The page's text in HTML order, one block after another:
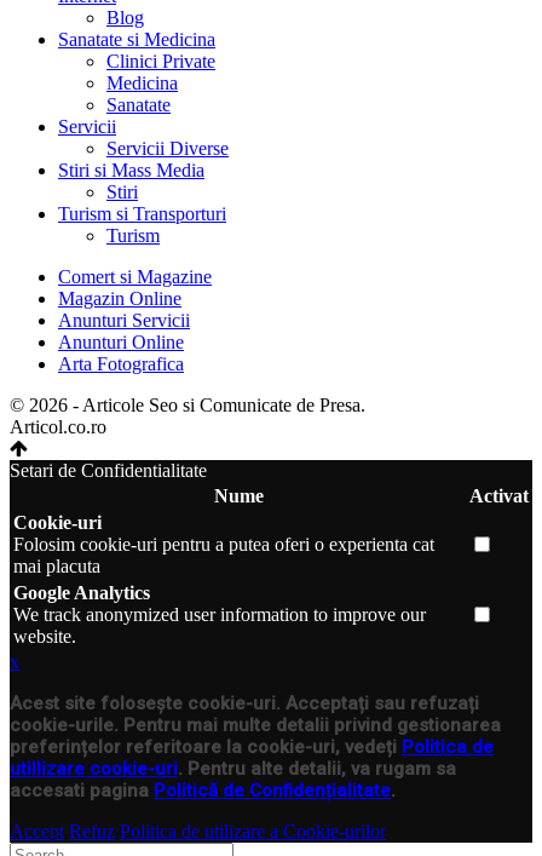
Blog
Sanatate si Medicina
Clinici Private
Medicina
Sanatate
Servicii
Servicii Diverse
Stiri si Mass Media
Stiri
Turism si Transporturi
Turism
Comert si Magazine
Magazin Online
Anunturi Servicii
Anunturi Online
Arta Fotografica
© 2026 - Articole Seo si Comunicate de Presa.
Articol.co.ro
Setari de Confidentialitate
Nume
Activat
Cookie-uri
Folosim cookie-uri pentru a putea oferi o experienta cat
mai placuta
Google Analytics
We track anonymized user information to improve our
website.
x
Acest site folosește cookie-uri. Acceptați sau refuzați
cookie-urile. Pentru mai multe detalii privind gestionarea
preferințelor referitoare la cookie-uri, vedeți Politica de
utillizare cookie-uri. Pentru alte detalii, va rugam sa
accesati pagina Politică de Confidențialitate.
Accept Refuz Politica de utilizare a Cookie-urilor